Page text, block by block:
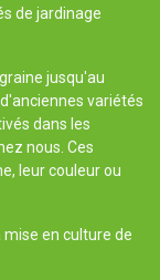
de jardinage
jusqu'au
variétés
dans les
nous. Ces
leur couleur ou
mise en culture de